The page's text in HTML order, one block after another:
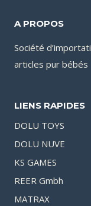
A PROPOS
Société
articles pur bébés
LIENS RAPIDES
DOLU TOYS
DOLU NUVE
KS GAMES
REER Gmbh
MATRAX